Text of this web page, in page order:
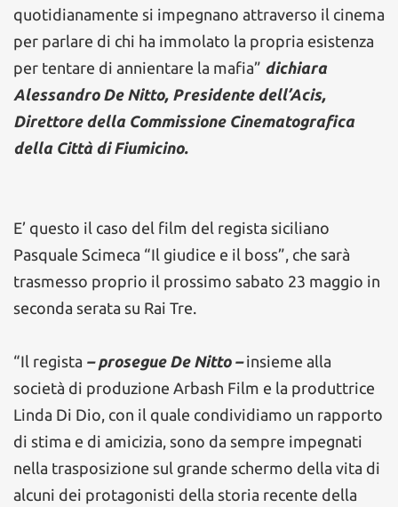
quotidianamente si impegnano attraverso il cinema
per parlare di chi ha immolato la propria esistenza
per tentare di annientare la mafia” dichiara
Alessandro De Nitto, Presidente dell’Acis,
Direttore della Commissione Cinematografica
della Città di Fiumicino.
E’ questo il caso del film del regista siciliano
Pasquale Scimeca “Il giudice e il boss”, che sarà
trasmesso proprio il prossimo sabato 23 maggio in
seconda serata su Rai Tre.
“Il regista – prosegue De Nitto – insieme alla
società di produzione Arbash Film e la produttrice
Linda Di Dio, con il quale condividiamo un rapporto
di stima e di amicizia, sono da sempre impegnati
nella trasposizione sul grande schermo della vita di
alcuni dei protagonisti della storia recente della